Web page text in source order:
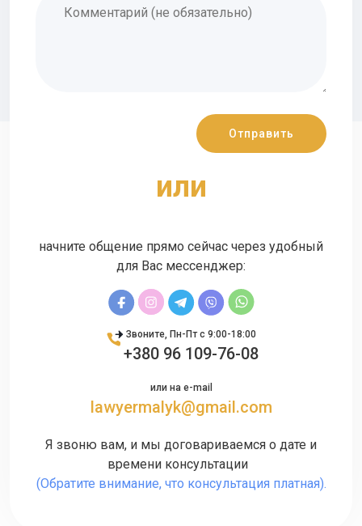
или
начните общение прямо сейчас через удобный
для Вас мессенджер:
Звоните, Пн-Пт с 9:00-18:00
+380 96 109-76-08
или на e-mail
lawyermalyk@gmail.com
Я звоню вам, и мы договариваемся о дате и
времени консультации
(Обратите внимание, что консультация платная).